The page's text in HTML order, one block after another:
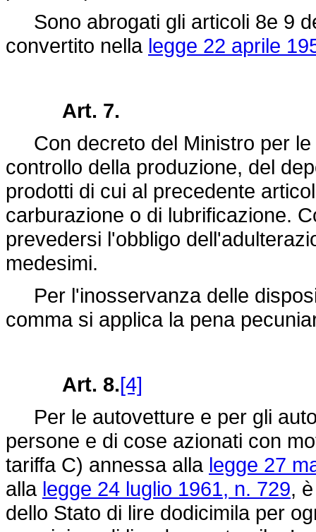
Sono abrogati gli articoli 8e 9
convertito nella legge 22 aprile
Art. 7.
Con decreto del Ministro per le
controllo della produzione, del
prodotti di cui al precedente
carburazione o di lubrificazione.
prevedersi l'obbligo
medesimi.
Per l'inosservanza delle
comma si applica la pena
Art. 8.[4]
Per le autovetture e per gli
persone e di cose azionati con
tariffa C) annessa alla legge 27
alla legge 24 luglio 1961, n. 729,
dello Stato di lire dodicimila per